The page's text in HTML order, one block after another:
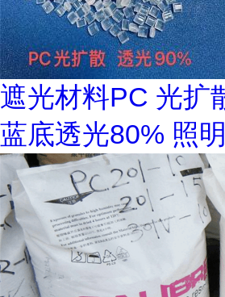
遮光材料PC 光扩
蓝底透光80% 照